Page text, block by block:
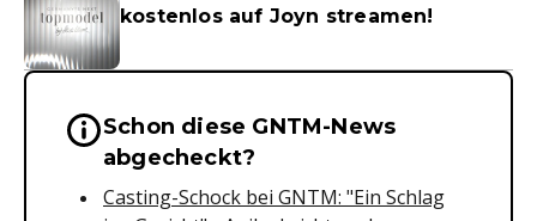
kostenlos auf Joyn streamen!
Wichtige Hinweise &
Schon diese GNTM-News
abgecheckt?
Casting-Schock bei GNTM: "Ein Schlag